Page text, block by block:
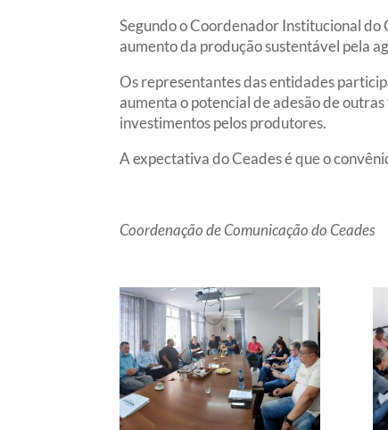
Segundo o Coordenador Institucional do
aumento da produção sustentável pela
Os representantes das entidades
aumenta o potencial de adesão de
investimentos pelos produtores.
A expectativa do Ceades é que o
Coordenação de Comunicação do Ceades